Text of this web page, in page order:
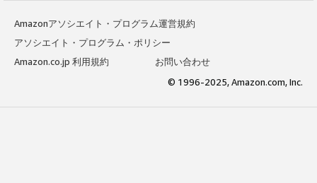
Amazonアソシエイト・プログラム運営規約
アソシエイト・プログラム・ポリシー
Amazon.co.jp 利用規約
お問い合わせ
© 1996-2025, Amazon.com, Inc.